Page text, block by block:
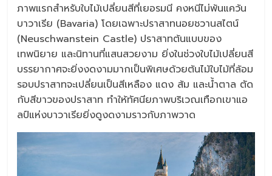
ภาพแรกสำหรับใบไม้เปลี่ยนสีที่เยอรมนี คงหนีไม่พ้นแคว้น
บาวาเรีย (Bavaria) โดยเฉพาะปราสาทนอยชวานสไตน์
(Neuschwanstein Castle) ปราสาทต้นแบบของ
เทพนิยาย และนิทานที่แสนสวยงาม ยิ่งในช่วงใบไม้เปลี่ยนสี
บรรยากาศจะยิ่งงดงามมากเป็นพิเศษด้วยต้นไม้ใบไม้ที่ล้อม
รอบปราสาทจะเปลี่ยนเป็นสีเหลือง แดง ส้ม และน้ำตาล ตัด
กับสีขาวของปราสาท ทำให้ทัศนียภาพบริเวณเทือกเขาแอ
ลป์แห่งบาวาเรียยิ่งดูงดงามราวกับภาพวาด